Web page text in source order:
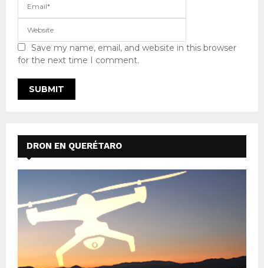
Save my name, email, and website in this browser
for the next time I comment.
DRON EN QUERÉTARO